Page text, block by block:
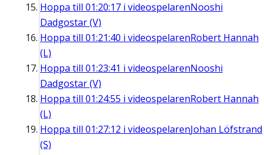
Hoppa till 01:20:17 i videospelarenNooshi
Dadgostar (V)
Hoppa till 01:21:40 i videospelarenRobert Hannah
(L)
Hoppa till 01:23:41 i videospelarenNooshi
Dadgostar (V)
Hoppa till 01:24:55 i videospelarenRobert Hannah
(L)
Hoppa till 01:27:12 i videospelarenJohan Löfstrand
(S)